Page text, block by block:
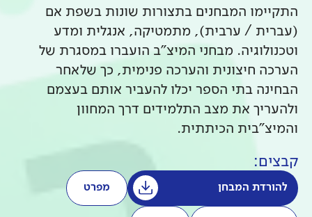
התקיימו המבחנים בתצורות שונות בשפת אם
(עברית / ערבית), מתמטיקה, אנגלית ומדע
וטכנולוגיה. מבחני המיצ"ב הועברו במסגרת של
הערכה חיצונית והערכה פנימית, כך שלאחר
הבחינה בתי הספר יכלו להעביר אותם בעצמם
ולהעריך את מצב התלמידים דרך המחוון
והמיצ"בית הכיתתית.
קבצים:
להורדת המבחן מפרט